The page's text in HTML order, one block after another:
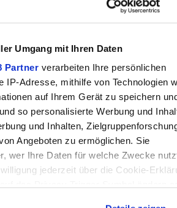
Umgang mit Ihren Daten
Partner verarbeiten Ihre persönlichen
IP-Adresse, mithilfe von Technologien
auf Ihrem Gerät zu speichern
so personalisierte Werbung und
und Inhalten,
Angeboten zu ermöglichen. Sie
wer Ihre Daten für welche Zwecke
jederzeit über die Cookie-
MÄRKLIN (ca.
für einen Sammler - oder ein
fürs Kinderzimmer! (von Privat zu
BE) Verkauf an den Meistbietenden.